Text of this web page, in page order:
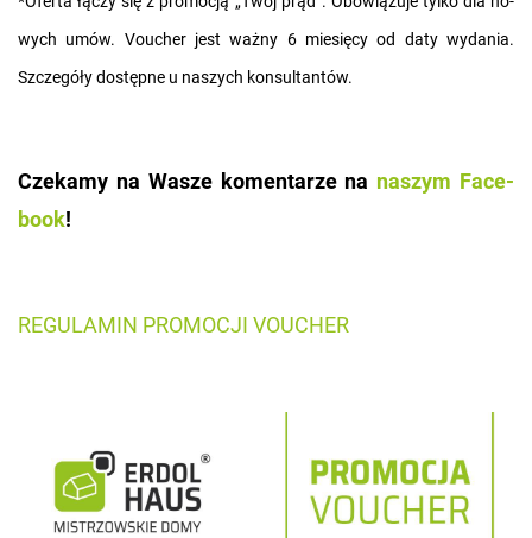
wych umów. Vo­ucher jest ważny 6 mie­się­cy od daty wy­da­nia.
Szcze­gó­ły do­stęp­ne u na­szych kon­sul­tan­tów.
Cze­ka­my na Wasze ko­men­ta­rze na na­szym Fa­ce­
bo­ok!
RE­GU­LA­MIN PRO­MO­CJI VO­UCHER